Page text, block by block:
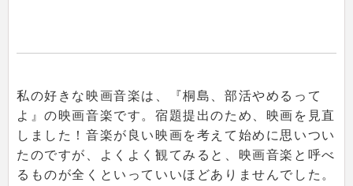
私の好きな映画音楽は、『桐島、部活やめるって
よ』の映画音楽です。宿題提出のため、映画を見直
しました！音楽が良い映画を考えて始めに思いつい
たのですが、よくよく観てみると、映画音楽と呼べ
るものが全くといっていいほどありませんでした。